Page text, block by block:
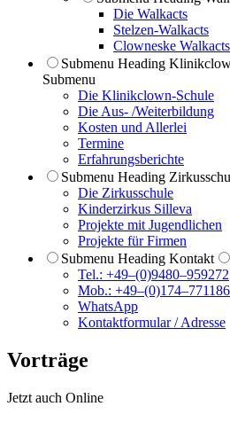
Die Walkacts
Stelzen-Walkacts
Clowneske Walkacts
Submenu Heading
Submenu
Die Klinik­clown-Schule
Die Aus- /Weiterbildung
Kosten und Allerlei
Termine
Erfahrungsberichte
Submenu Heading
Die Zirkusschule
Kinderzirkus Silleva
Projekte mit Jugendlichen
Projekte für Firmen
Submenu Heading Kontakt
Tel.: +49–(0)9480–959272
Mob.:
WhatsApp
Kontaktformular / Adresse
Vorträge
Jetzt auch Online